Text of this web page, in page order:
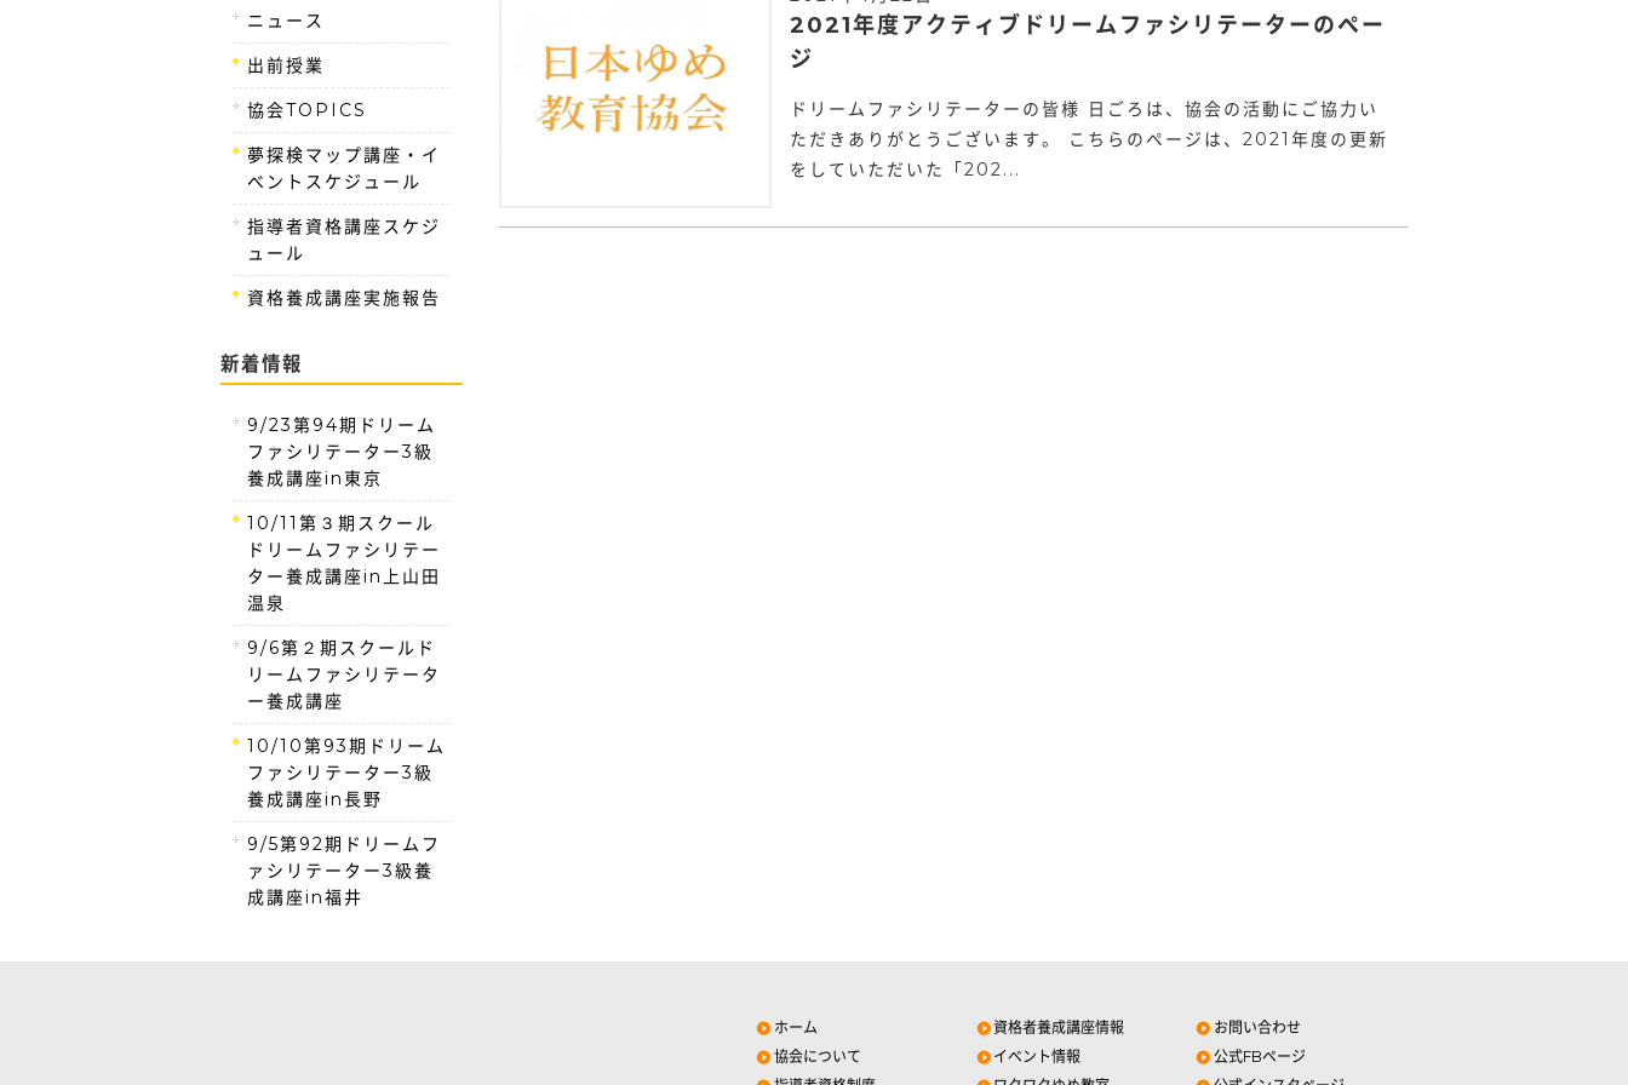
2021年度アクティブドリームファシリテーターのペー
ジ
ドリームファシリテーターの皆様 日ごろは、協会の活動にご協力い
ただきありがとうございます。 こちらのページは、2021年度の更新
をしていただいた「202...
ニュース
出前授業
協会TOPICS
夢探検マップ講座・イ
ベントスケジュール
指導者資格講座スケジ
ュール
資格養成講座実施報告
新着情報
9/23第94期ドリーム
ファシリテーター3級
養成講座in東京
10/11第３期スクール
ドリームファシリテー
ター養成講座in上山田
温泉
9/6第２期スクールド
リームファシリテータ
ー養成講座
10/10第93期ドリーム
ファシリテーター3級
養成講座in長野
9/5第92期ドリームフ
ァシリテーター3級養
成講座in福井
ホーム
協会について
資格者養成講座情報
イベント情報
お問い合わせ
公式FBページ